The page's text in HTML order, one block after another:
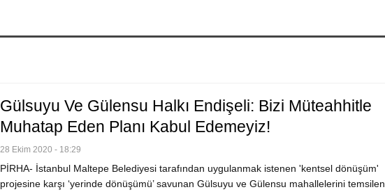
Gülsuyu Ve Gülensu Halkı Endişeli: Bizi Müteahhitle
Muhatap Eden Planı Kabul Edemeyiz!
28 Ekim 2020 - 18:29
PİRHA- İstanbul Maltepe Belediyesi tarafından uygulanmak istenen 'kentsel dönüşüm'
projesine karşı ‘yerinde dönüşümü’ savunan Gülsuyu ve Gülensu mahallelerini temsilen